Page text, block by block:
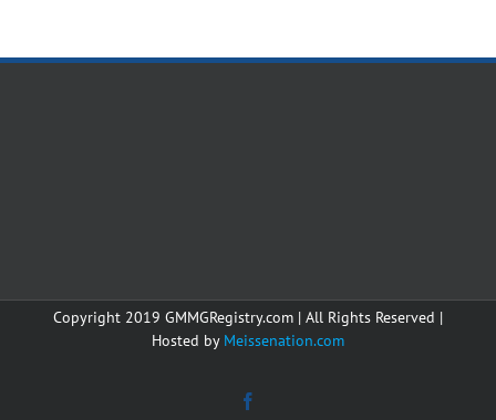
Copyright 2019 GMMGRegistry.com | All Rights Reserved |
Hosted by Meissenation.com